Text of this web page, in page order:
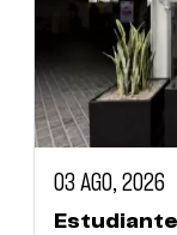
03 AGO, 2026